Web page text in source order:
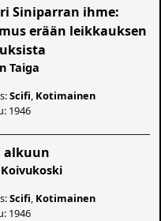
Siniparran ihme:
erään leikkauksen
Taiga
Scifi Kotimainen
1946
alkuun
Koivukoski
Scifi Kotimainen
1946